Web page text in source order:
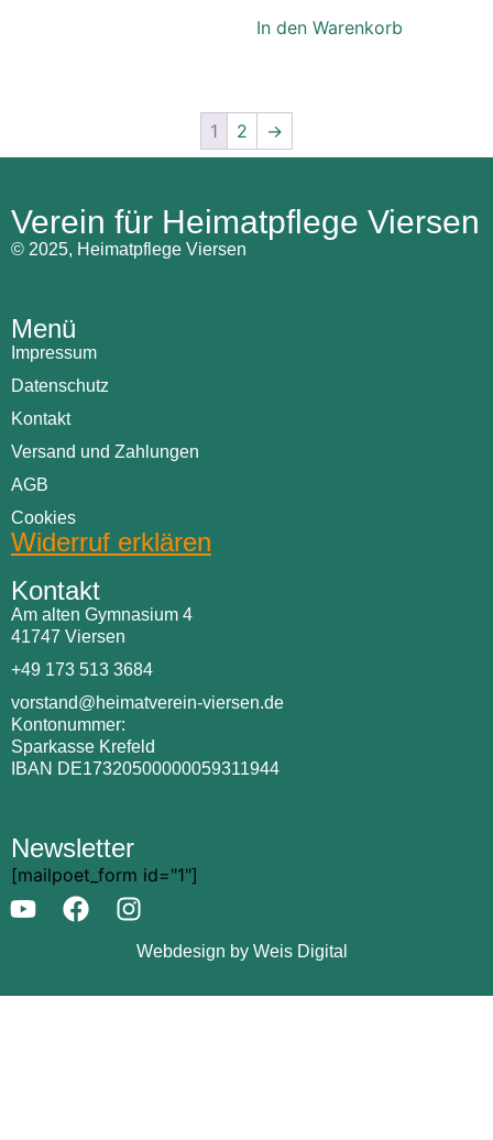
In den Warenkorb
1 2 →
Verein für Heimatpflege Viersen
© 2025, Heimatpflege Viersen
Menü
Impressum
Datenschutz
Kontakt
Versand und Zahlungen
AGB
Cookies
Widerruf erklären
Kontakt
Am alten Gymnasium 4
41747 Viersen
+49 173 513 3684
vorstand@heimatverein-viersen.de
Kontonummer:
Sparkasse Krefeld
IBAN DE17320500000059311944
Newsletter
[mailpoet_form id="1"]
Webdesign by Weis Digital